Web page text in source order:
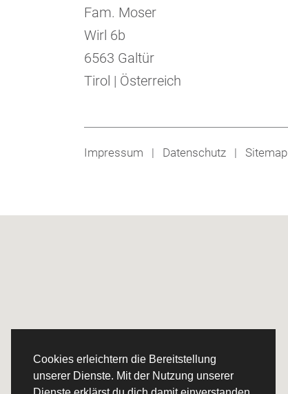
Cookies erleichtern die Bereitstellung
unserer Dienste. Mit der Nutzung unserer
Fam. Moser
Wirl 6b
6563 Galtür
Tirol | Österreich
Impressum | Datenschutz | Sitemap